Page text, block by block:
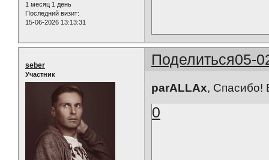
1 месяц 1 день
Последний визит:
15-06-2026 13:13:31
Поделиться05-
seber
Участник
parALLAx, Спасибо!
0